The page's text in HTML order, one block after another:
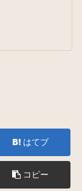
はてブ
コピー